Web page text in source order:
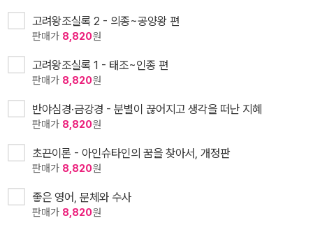
고려왕조실록 2 - 의종~공양왕 편
판매가 8,820원
고려왕조실록 1 - 태조~인종 편
판매가 8,820원
반야심경·금강경 - 분별이 끊어지고 생각을 떠난 지혜
판매가 8,820원
초끈이론 - 아인슈타인의 꿈을 찾아서, 개정판
판매가 8,820원
좋은 영어, 문체와 수사
판매가 8,820원